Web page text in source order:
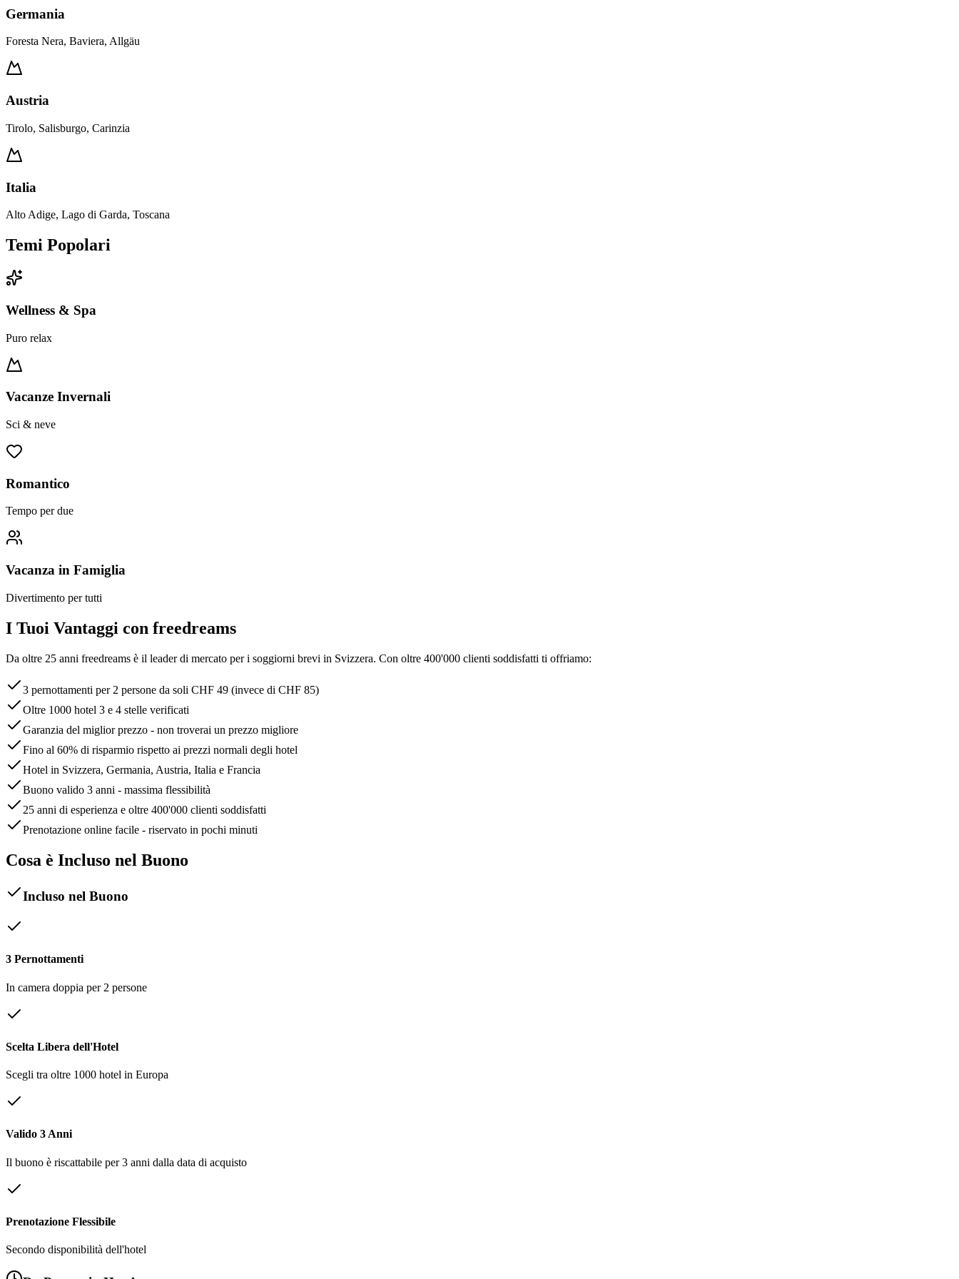
Germania
Foresta Nera, Baviera, Allgäu
Austria
Tirolo, Salisburgo, Carinzia
Italia
Alto Adige, Lago di Garda, Toscana
Temi Popolari
Wellness & Spa
Puro relax
Vacanze Invernali
Sci & neve
Romantico
Tempo per due
Vacanza in Famiglia
Divertimento per tutti
I Tuoi Vantaggi con freedreams
Da oltre 25 anni freedreams è il leader di mercato per i soggiorni brevi in Svizzera. Con oltre 400'000 clienti soddisfatti ti offriamo:
3 pernottamenti per 2 persone da soli CHF 49 (invece di CHF 85)
Oltre 1000 hotel 3 e 4 stelle verificati
Garanzia del miglior prezzo - non troverai un prezzo migliore
Fino al 60% di risparmio rispetto ai prezzi normali degli hotel
Hotel in Svizzera, Germania, Austria, Italia e Francia
Buono valido 3 anni - massima flessibilità
25 anni di esperienza e oltre 400'000 clienti soddisfatti
Prenotazione online facile - riservato in pochi minuti
Cosa è Incluso nel Buono
Incluso nel Buono
3 Pernottamenti
In camera doppia per 2 persone
Scelta Libera dell'Hotel
Scegli tra oltre 1000 hotel in Europa
Valido 3 Anni
Il buono è riscattabile per 3 anni dalla data di acquisto
Prenotazione Flessibile
Secondo disponibilità dell'hotel